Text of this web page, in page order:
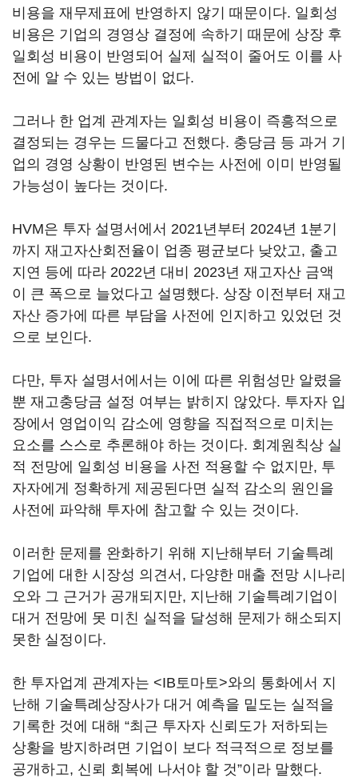
비용을 재무제표에 반영하지 않기 때문이다. 일회성
비용은 기업의 경영상 결정에 속하기 때문에 상장 후
일회성 비용이 반영되어 실제 실적이 줄어도 이를 사
전에 알 수 있는 방법이 없다.
그러나 한 업계 관계자는 일회성 비용이 즉흥적으로
결정되는 경우는 드물다고 전했다. 충당금 등 과거 기
업의 경영 상황이 반영된 변수는 사전에 이미 반영될
가능성이 높다는 것이다.
HVM은 투자 설명서에서 2021년부터 2024년 1분기
까지 재고자산회전율이 업종 평균보다 낮았고, 출고
지연 등에 따라 2022년 대비 2023년 재고자산 금액
이 큰 폭으로 늘었다고 설명했다. 상장 이전부터 재고
자산 증가에 따른 부담을 사전에 인지하고 있었던 것
으로 보인다.
다만, 투자 설명서에서는 이에 따른 위험성만 알렸을
뿐 재고충당금 설정 여부는 밝히지 않았다. 투자자 입
장에서 영업이익 감소에 영향을 직접적으로 미치는
요소를 스스로 추론해야 하는 것이다. 회계원칙상 실
적 전망에 일회성 비용을 사전 적용할 수 없지만, 투
자자에게 정확하게 제공된다면 실적 감소의 원인을
사전에 파악해 투자에 참고할 수 있는 것이다.
이러한 문제를 완화하기 위해 지난해부터 기술특례
기업에 대한 시장성 의견서, 다양한 매출 전망 시나리
오와 그 근거가 공개되지만, 지난해 기술특례기업이
대거 전망에 못 미친 실적을 달성해 문제가 해소되지
못한 실정이다.
한 투자업계 관계자는 <IB토마토>와의 통화에서 지
난해 기술특례상장사가 대거 예측을 밑도는 실적을
기록한 것에 대해 “최근 투자자 신뢰도가 저하되는
상황을 방지하려면 기업이 보다 적극적으로 정보를
공개하고, 신뢰 회복에 나서야 할 것”이라 말했다.